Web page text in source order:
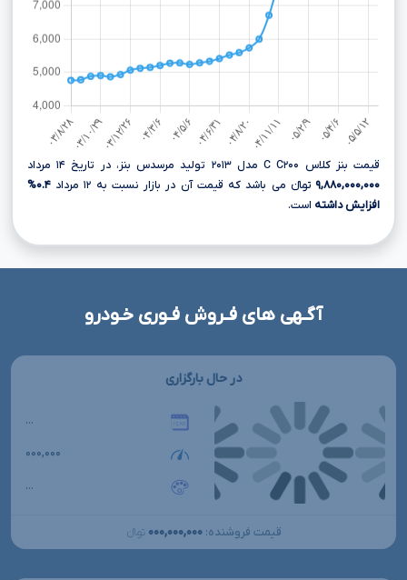
قیمت بنز کلاس C C۲۰۰ مدل ۲۰۱۳ تولید مرسدس بنز، در تاریخ ۱۴ مرداد
۹,۸۸۰,۰۰۰,۰۰۰ تومانءءء می باشد که قیمت آن در بازار نسبت به ۱۲ مرداد
۰.۴%
افزایش داشته است.
آگـهی های فـروش فـوری خـودرو
در حال بارگزاری
...
۰۰۰,۰۰۰
...
قیمت فروشنده: ۰۰۰,۰۰۰,۰۰۰ تومانءءء